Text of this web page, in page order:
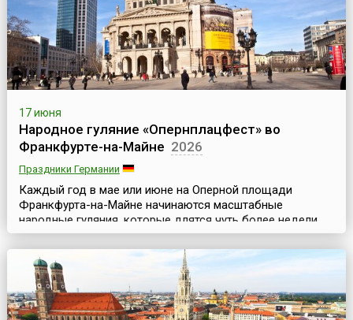
17 июня
Народное гуляние «Опернплацфест» во
Франкфурте-на-Майне 2026
Праздники Германии
Каждый год в мае или июне на Оперной площади
Франкфурта-на-Майне начинаются масштабные
народные гуляния, которые длятся чуть более недели.
Фестиваль «Опернплацфест» (Opernplatzfest) – одно из
главных светских мероприятий этого немецкого города.
Иногда его называют балом под открытым
небом.Здание Старой оперы или Оперный театр был
построен в 1872–1880 годы в стиле итальянского
ренессанса. В год...